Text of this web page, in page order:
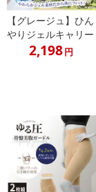
【お支払いについて
※送料はお試し費
※d払い、PayPay、
ンクまとめて支払
Payでお支払いの
※予約商品は決済
さい。
【配送伝票番号に
※配送形態がメー
伝票番号がマイペ
【グレージュ】ひん
やりジェルキャリー
2,198円